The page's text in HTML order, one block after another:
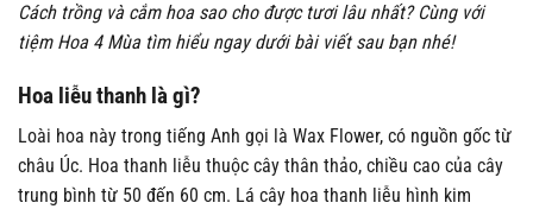
Cách trồng và cắm hoa sao cho được tươi lâu nhất? Cùng với
tiệm Hoa 4 Mùa tìm hiểu ngay dưới bài viết sau bạn nhé!
Hoa liễu thanh là gì?
Loài hoa này trong tiếng Anh gọi là Wax Flower, có nguồn gốc từ
châu Úc. Hoa thanh liễu thuộc cây thân thảo, chiều cao của cây
trung bình từ 50 đến 60 cm. Lá cây hoa thanh liễu hình kim